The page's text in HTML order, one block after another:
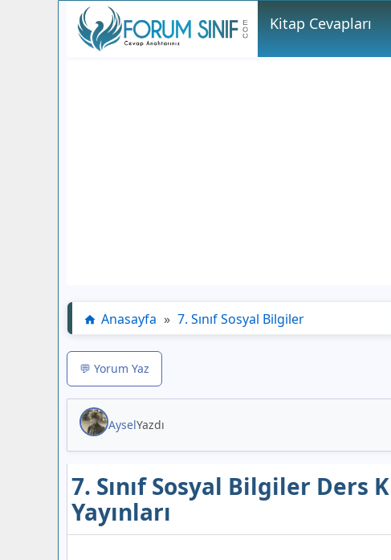
Kitap Cevapları
Anasayfa » 7. Sınıf Sosyal Bilgiler
💬 Yorum Yaz
AyselYazdı
7. Sınıf Sosyal Bilgiler Ders
Yayınları